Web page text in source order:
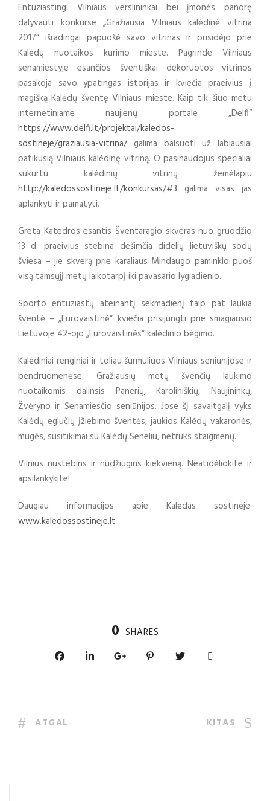
Entuziastingi Vilniaus verslininkai bei įmonės panorę
dalyvauti konkurse „Gražiausia Vilniaus kalėdinė vitrina
2017“ išradingai papuošė savo vitrinas ir prisidėjo prie
Kalėdų nuotaikos kūrimo mieste. Pagrinde Vilniaus
senamiestyje esančios šventiškai dekoruotos vitrinos
pasakoja savo ypatingas istorijas ir kviečia praeivius į
magišką Kalėdų šventę Vilniaus mieste. Kaip tik šiuo metu
internetiniame naujienų portale „Delfi“
https://www.delfi.lt/projektai/kaledos-
sostineje/graziausia-vitrina/galima balsuoti už labiausiai
patikusią Vilniaus kalėdinę vitriną. O pasinaudojus specialiai
sukurtu kalėdinių vitrinų žemėlapiu
http://kaledossostineje.lt/konkursas/#3 galima visas jas
aplankyti ir pamatyti.
Greta Katedros esantis Šventaragio skveras nuo gruodžio
13 d. praeivius stebina dešimčia didelių lietuviškų sodų
šviesa – jie skverą prie karaliaus Mindaugo paminklo puoš
visą tamsųjį metų laikotarpį iki pavasario lygiadienio.
Sporto entuziastų ateinantį sekmadienį taip pat laukia
šventė – „Eurovaistinė“ kviečia prisijungti prie smagiausio
Lietuvoje 42-ojo „Eurovaistinės“ kalėdinio bėgimo.
Kalėdiniai renginiai ir toliau šurmuliuos Vilniaus seniūnijose ir
bendruomenėse. Gražiausių metų švenčių laukimo
nuotaikomis dalinsis Panerių, Karoliniškių, Naujininkų,
Žvėryno ir Senamiesčio seniūnijos. Jose šį savaitgalį vyks
Kalėdų eglučių įžiebimo šventės, jaukios Kalėdų vakaronės,
mugės, susitikimai su Kalėdų Seneliu, netruks staigmenų.
Vilnius nustebins ir nudžiugins kiekvieną. Neatidėliokite ir
apsilankykite!
Daugiau informacijos apie Kalėdas sostinėje:
www.kaledossostineje.lt
0 SHARES
ATGAL KITAS